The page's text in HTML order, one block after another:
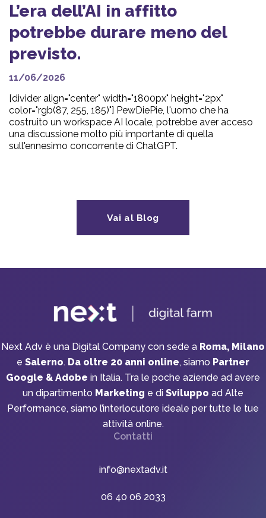
L’era dell’AI in affitto
potrebbe durare meno del
previsto.
11/06/2026
[divider align="center" width="1800px" height="2px"
color="rgb(87, 255, 185)"] PewDiePie, l'uomo che ha
costruito un workspace AI locale, potrebbe aver acceso
una discussione molto più importante di quella
sull'ennesimo concorrente di ChatGPT.
Vai al Blog
Next Adv è una Digital Company con sede a Roma, Milano
e Salerno. Da oltre 20 anni online, siamo Partner
Google & Adobe in Italia. Tra le poche aziende ad avere
un dipartimento Marketing e di Sviluppo ad Alte
Performance, siamo l’interlocutore ideale per tutte le tue
attività online.
Contatti
info@nextadv.it
06 40 06 2033